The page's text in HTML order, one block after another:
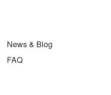
News & Blog
FAQ